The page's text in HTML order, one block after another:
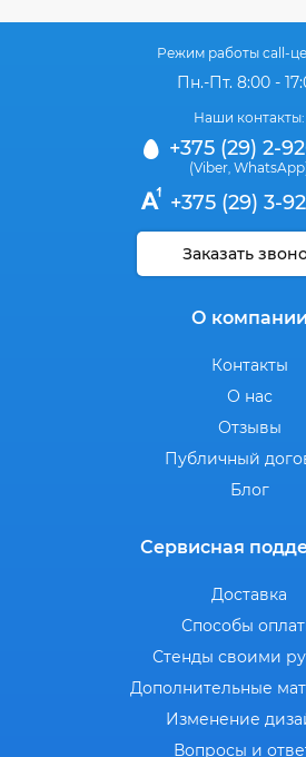
Режим работы call-
Пн.-Пт. 8:00 -
Наши контакты:
+375 (29) 2-
(Viber
+375 (29) 3-
Заказать
О компании
Контакты
О нас
Отзывы
Публичный
Блог
Сервисная
Доставка
Способы
Стенды своими
Дополнительные
Изменение
Вопросы и